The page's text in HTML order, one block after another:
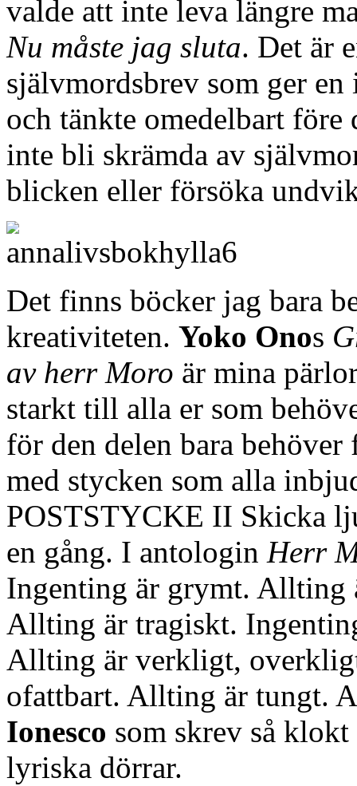
valde att inte leva längre
Nu måste jag sluta. Det är
självmordsbrev som ger
och tänkte omedelbart
inte bli skrämda av
blicken eller försöka
Det finns böcker jag bara
kreativiteten. Yoko Onos
av herr Moro är mina
starkt till alla er som
för den delen bara
med stycken som alla
POSTSTYCKE II Skicka
en gång. I antologin Herr
Ingenting är grymt. Allting
Allting är tragiskt.
Allting är verkligt,
ofattbart. Allting är tungt.
Ionesco som skrev så
lyriska dörrar.